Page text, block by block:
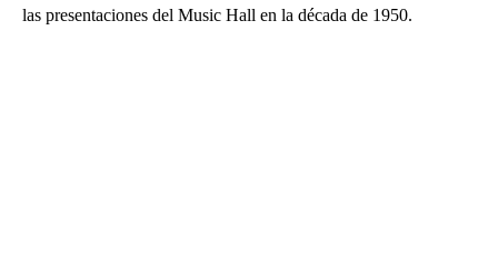
las presentaciones del Music Hall en la década de 1950.